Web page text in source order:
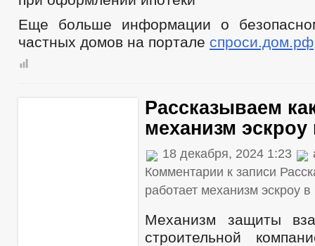
Еще больше информации о
частных домов на портале спроси.дом.рф
Рассказываем
механизм
18 декабря, 2024 1:23
Комментарии к записи
работает механизм эскроу
Механизм защиты
строительной